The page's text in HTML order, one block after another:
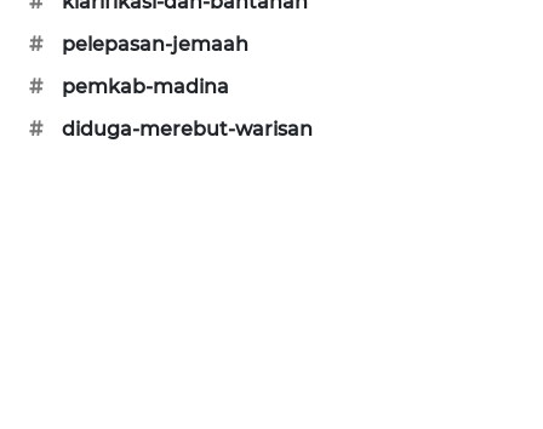
#
pelepasan-jemaah
#
pemkab-madina
#
diduga-merebut-warisan
SONYA
ASA
NEWS